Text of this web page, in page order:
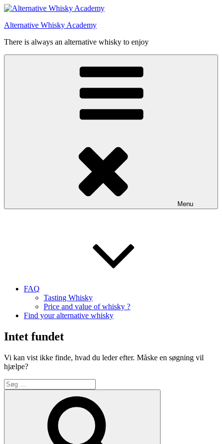
Videre
indhold
Alternative Whisky Academy
There is always an alternative whisky to enjoy
Menu
FAQ
Tasting Whisky
Price and value of whisky ?
Find your alternative whisky
Intet fundet
Vi kan vist ikke finde, hvad du leder efter. Måske en søgning vil
hjælpe?
Søg
efter: